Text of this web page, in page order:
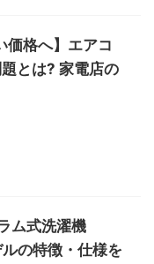
価格へ】エアコ
とは? 家電店の
ム式洗濯機
の特徴・仕様を